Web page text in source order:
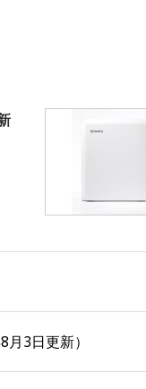
3日更新）